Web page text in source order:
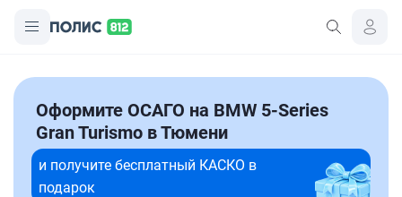
Оформите ОСАГО на BMW 5-Series
Gran Turismo в Тюмени
и получите бесплатный КАСКО в
подарок